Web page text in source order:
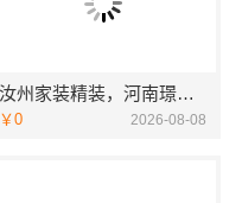
汝州家装精装，河南璟臻环保建材有限公司全屋整装方案
￥0 2026-08-08